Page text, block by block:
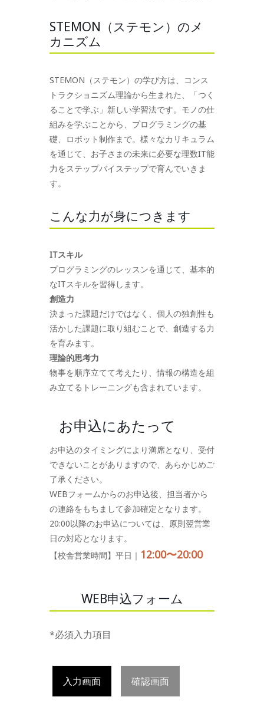
STEMON（ステモン）のメ
カニズム
STEMON（ステモン）の学び方は、コンス
トラクショニズム理論から生まれた、「つく
ることで学ぶ」新しい学習法です。モノの仕
組みを学ぶことから、プログラミングの基
礎、ロボット制作まで。様々なカリキュラム
を通じて、お子さまの未来に必要な理数IT能
力をステップバイステップで育んでいきま
す。
こんな力が身につきます
ITスキル
プログラミングのレッスンを通じて、基本的
なITスキルを習得します。
創造力
決まった課題だけではなく、個人の独創性も
活かした課題に取り組むことで、創造する力
を育みます。
理論的思考力
物事を順序立てて考えたり、情報の構造を組
み立てるトレーニングも含まれています。
お申込にあたって
お申込のタイミングにより満席となり、受付
できないことがありますので、あらかじめご
了承ください。
WEBフォームからのお申込後、担当者から
の連絡をもちまして参加確定となります。
20:00以降のお申込については、原則翌営業
日の対応となります。
【校舎営業時間】平日｜ 12:00〜20:00
WEB申込フォーム
*必須入力項目
入力画面 確認画面